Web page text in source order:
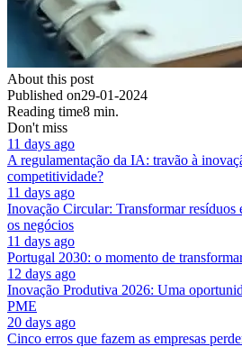
About this post
Published on29-01-2024
Reading time8 min.
Don't miss
11 days ago
A regulamentação da IA: travão à
competitividade?
11 days ago
Inovação Circular: Transformar resíduos
os negócios
11 days ago
Portugal 2030: o momento de
12 days ago
Inovação Produtiva 2026: Uma
PME
20 days ago
Cinco erros que fazem as empresas